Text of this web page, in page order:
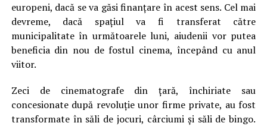
europeni, dacă se va găsi finanțare în acest sens. Cel mai
devreme, dacă spațiul va fi transferat către
municipalitate în următoarele luni, aiudenii vor putea
beneficia din nou de fostul cinema, începând cu anul
viitor.
Zeci de cinematografe din țară, închiriate sau
concesionate după revoluție unor firme private, au fost
transformate în săli de jocuri, cârciumi şi săli de bingo.